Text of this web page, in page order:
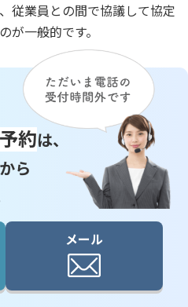
従業員との間で協議して協定
が一般的です。
約は、
から
メール